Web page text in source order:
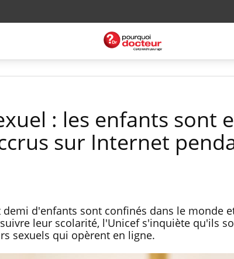
: les enfants sont
sur Internet
d'enfants sont confinés dans le monde
leur scolarité, l'Unicef s'inquiète qu'ils
sexuels qui opèrent en ligne.